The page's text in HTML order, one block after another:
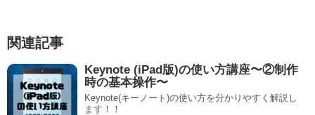
関連記事
Keynote (iPad版)の使い方講座〜②制作
時の基本操作〜
Keynote(キーノート)の使い方を分かりやすく解説し
ます！！